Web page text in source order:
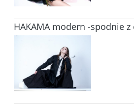
HAKAMA modern -spodnie z